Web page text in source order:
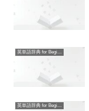
英単語辞典 for Beginners
英単語辞典 for Beginners